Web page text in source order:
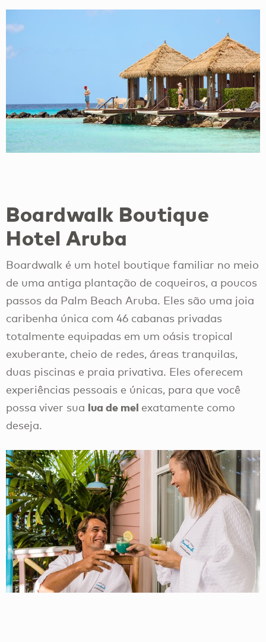
Boardwalk Boutique
Hotel Aruba
Boardwalk é um hotel boutique familiar no meio
de uma antiga plantação de coqueiros, a poucos
passos da Palm Beach Aruba. Eles são uma joia
caribenha única com 46 cabanas privadas
totalmente equipadas em um oásis tropical
exuberante, cheio de redes, áreas tranquilas,
duas piscinas e praia privativa. Eles oferecem
experiências pessoais e únicas, para que você
possa viver sua lua de mel exatamente como
deseja.